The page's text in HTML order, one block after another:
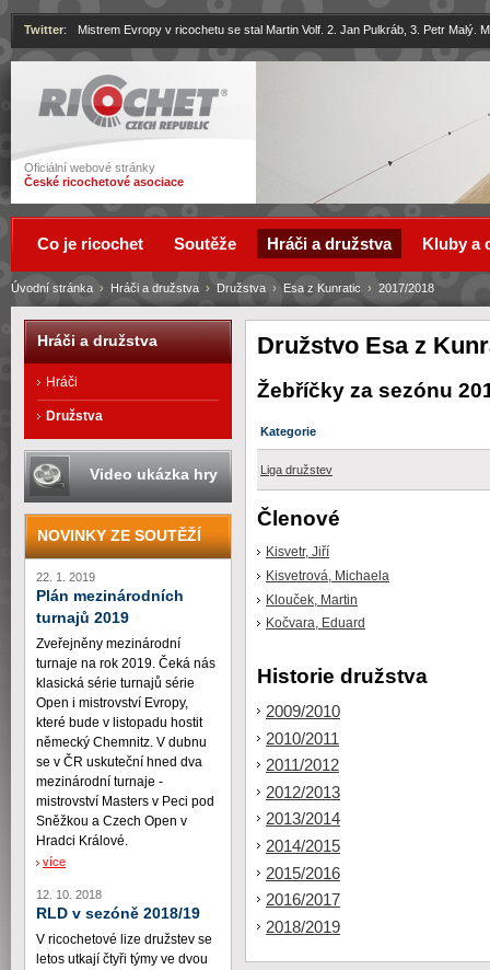
Ricochet
Oficiální webové stránky
České ricochetové asociace
Twitter: Mistrem Evropy v ricochetu se stal Martin Volf. 2. Jan Pulkráb, 3. Petr Malý.
Družstvo Esa z
Žebříčky za sezónu
Kategorie
Liga družstev
Členové
Kisvetr, Jiří
Kisvetrová, Michaela
Klouček, Martin
Kočvara, Eduard
Historie družstva
2009/2010
2010/2011
2011/2012
2012/2013
2013/2014
2014/2015
2015/2016
2016/2017
2018/2019
Úvodní stránka › Hráči a družstva › Družstva › Esa z Kunratic › 2017/2018
Co je ricochet Soutěže Hráči a družstva Kluby a
Hráči a družstva
Hráči
Družstva
Video ukázka hry
NOVINKY ZE SOUTĚŽÍ
22. 1. 2019
Plán mezinárodních
turnajů 2019
Zveřejněny mezinárodní
turnaje na rok 2019. Čeká nás
klasická série turnajů série
Open i mistrovství Evropy,
které bude v listopadu hostit
německý Chemnitz. V dubnu
se v ČR uskuteční hned dva
mezinárodní turnaje -
mistrovství Masters v Peci pod
Sněžkou a Czech Open v
Hradci Králové.
více
12. 10. 2018
RLD v sezóně 2018/19
V ricochetové lize družstev se
letos utkají čtyři týmy ve dvou